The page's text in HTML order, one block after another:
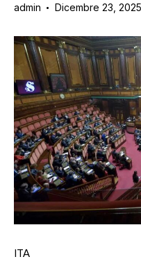
admin Dicembre 23, 2025
ITA